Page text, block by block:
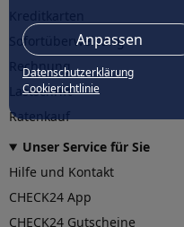
Anpassen
Datenschutzerklärung
Cookierichtlinie
Sofortüberweisung
Rechnung
Lastschrift
Ratenkauf
Unser Service für Sie
Hilfe und Kontakt
CHECK24 App
CHECK24 Gutscheine